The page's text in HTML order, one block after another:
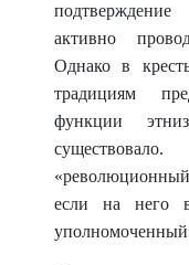
активно
Однако в
традициям
функции
если на него в